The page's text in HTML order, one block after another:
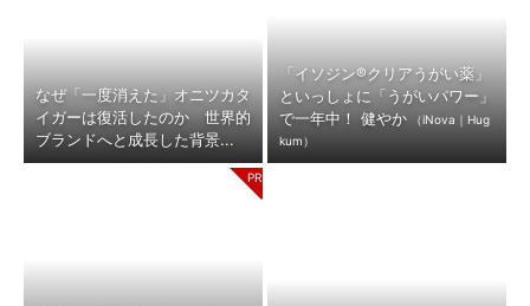
なぜ「一度消えた」オニツカタ
イガーは復活したのか 世界的
ブランドへと成長した背景...
「イソジン®クリアうがい薬」
といっしょに「うがいパワー」
で一年中！ 健やか
（iNova｜Hug
kum）